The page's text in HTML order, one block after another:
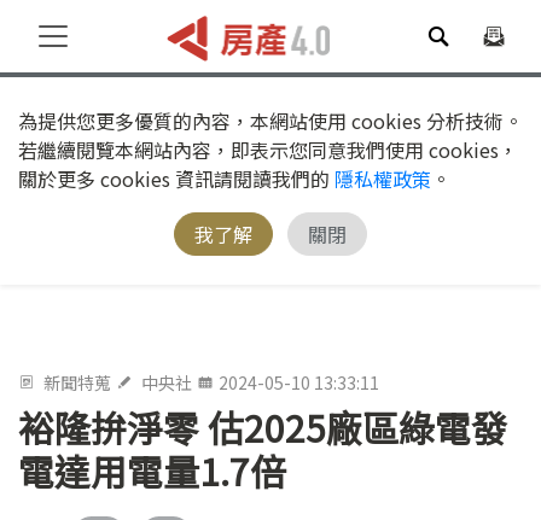
為提供您更多優質的內容，本網站使用 cookies 分析技術。
若繼續閱覽本網站內容，即表示您同意我們使用 cookies，
關於更多 cookies 資訊請閱讀我們的 隱私權政策 。
我了解
關閉
新聞特蒐 中央社 2024-05-10 13:33:11
裕隆拚淨零 估2025廠區綠電發
電達用電量1.7倍